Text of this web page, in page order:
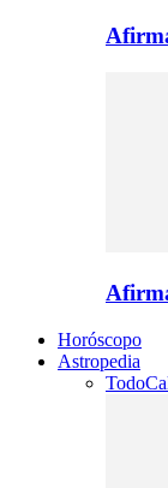
Horóscopo
Astropedia
Todo